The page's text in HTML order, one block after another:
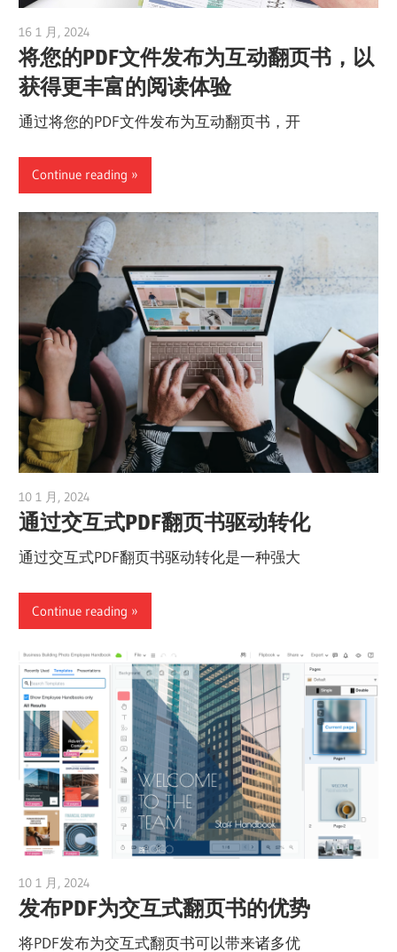
16 1 月, 2024
将您的PDF文件发布为互动翻页书，以
获得更丰富的阅读体验
通过将您的PDF文件发布为互动翻页书，开
Continue reading
10 1 月, 2024
通过交互式PDF翻页书驱动转化
通过交互式PDF翻页书驱动转化是一种强大
Continue reading
10 1 月, 2024
发布PDF为交互式翻页书的优势
将PDF发布为交互式翻页书可以带来诸多优